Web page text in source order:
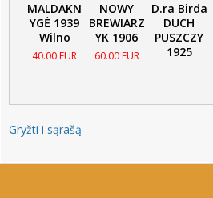
MALDAKN
YGĖ 1939
Wilno
40.00 EUR
NOWY
BREWIARZ
YK 1906
60.00 EUR
D.ra Birda
DUCH
PUSZCZY
1925
Gryžti i sąrašą